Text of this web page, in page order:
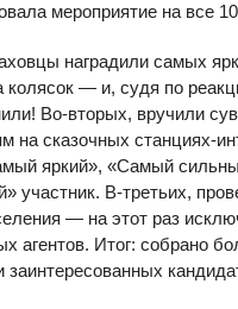
мероприятие на все
наградили самых
колясок — и, судя по
Во-вторых, вручили
на сказочных станциях-
яркий», «Самый
участник. В-третьих,
— на этот раз
агентов. Итог: собрано
заинтересованных